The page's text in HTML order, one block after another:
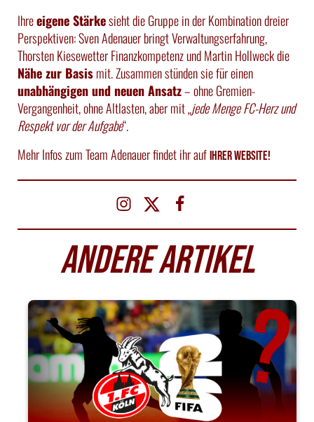
Ihreeigene Stärkesieht die Gruppe in der Kombination dreier
Perspektiven: Sven Adenauer bringt Verwaltungserfahrung,
Thorsten Kiesewetter Finanzkompetenz und Martin Hollweck die
Nähe zur Basismit. Zusammen stünden sie für einen
unabhängigen und neuen Ansatz– ohne Gremien-
Vergangenheit, ohne Altlasten, aber mit „jede Menge FC-Herz und
Respekt vor der Aufgabe“.
Mehr Infos zum Team Adenauer findet ihr auf ihrer Website!
ANDERE ARTIKEL